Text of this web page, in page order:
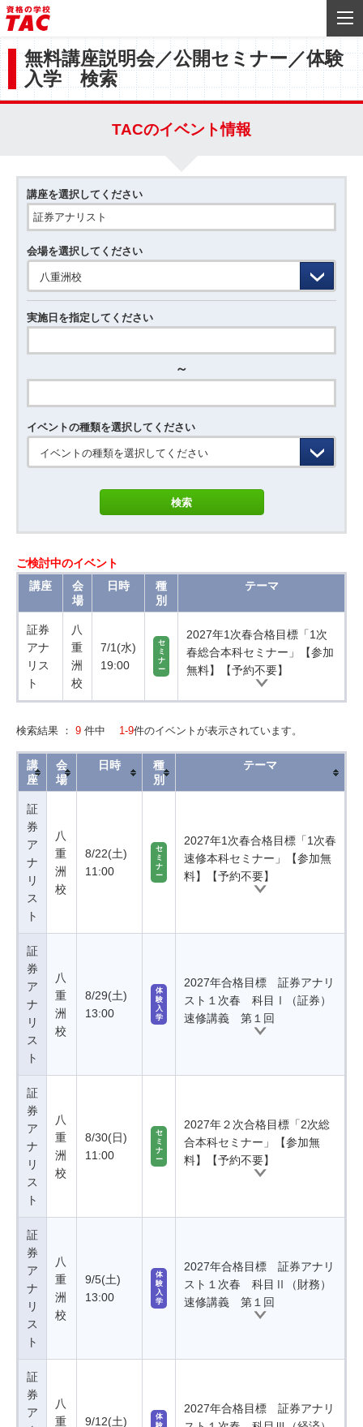
無料講座説明会／公開セミナー／体験
入学 検索
TACのイベント情報
講座を選択してください
会場を選択してください
八重洲校
実施日を指定してください
～
イベントの種類を選択してください
イベントの種類を選択してください
ご検討中のイベント
講座
会
場
日時
種
別
テーマ
証券
アナ
リス
ト
八
重
洲
校
7/1(水)
19:00
セ
ミ
ナ
ー
2027年1次春合格目標「1次
春総合本科セミナー」【参加
無料】【予約不要】
検索結果 ： 9 件中 1-9件のイベントが表示されています。
講
座
会
場
日時
種
別
テーマ
証
券
ア
ナ
リ
ス
ト
八
重
洲
校
8/22(土)
11:00
セ
ミ
ナ
ー
2027年1次春合格目標「1次春
速修本科セミナー」【参加無
料】【予約不要】
証
券
ア
ナ
リ
ス
ト
八
重
洲
校
8/29(土)
13:00
体
験
入
学
2027年合格目標 証券アナリ
スト１次春 科目Ⅰ（証券）
速修講義 第１回
証
券
ア
ナ
リ
ス
ト
八
重
洲
校
8/30(日)
11:00
セ
ミ
ナ
ー
2027年２次合格目標「2次総
合本科セミナー」【参加無
料】【予約不要】
証
券
ア
ナ
リ
ス
ト
八
重
洲
校
9/5(土)
13:00
体
験
入
学
2027年合格目標 証券アナリ
スト１次春 科目Ⅱ（財務）
速修講義 第１回
証
券
ア
八
重
9/12(土)
体
験
2027年合格目標 証券アナリ